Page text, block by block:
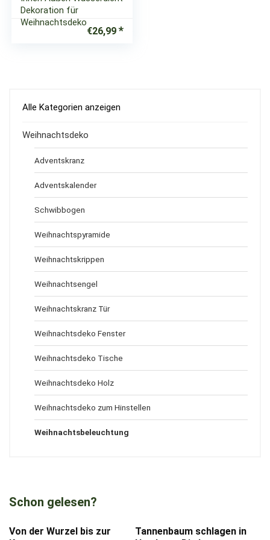
Dekoration für
Weihnachtsdeko
€26,99
Alle Kategorien anzeigen
Weihnachtsdeko
Adventskranz
Adventskalender
Schwibbogen
Weihnachtspyramide
Weihnachtskrippen
Weihnachtsengel
Weihnachtskranz Tür
Weihnachtsdeko Fenster
Weihnachtsdeko Tische
Weihnachtsdeko Holz
Weihnachtsdeko zum Hinstellen
Weihnachtsbeleuchtung
Schon gelesen?
Von der Wurzel bis zur
Tannenbaum schlagen in